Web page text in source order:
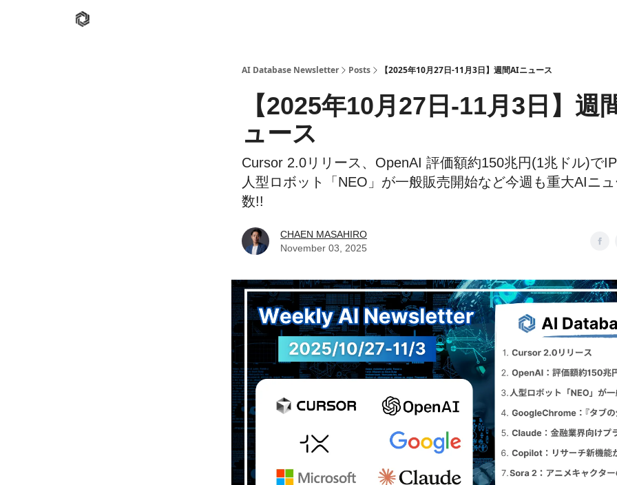
AI Database Newsletter Posts 【2025年10月27日-11月3日】週間AIニュース
【2025年10月27日-11月3日】週
ュース
Cursor 2.0リリース、OpenAI 評価額約150兆円(1兆ドル)で
人型ロボット「NEO」が一般販売開始など今週も重大AIニ
数!!️
CHAEN MASAHIRO
November 03, 2025